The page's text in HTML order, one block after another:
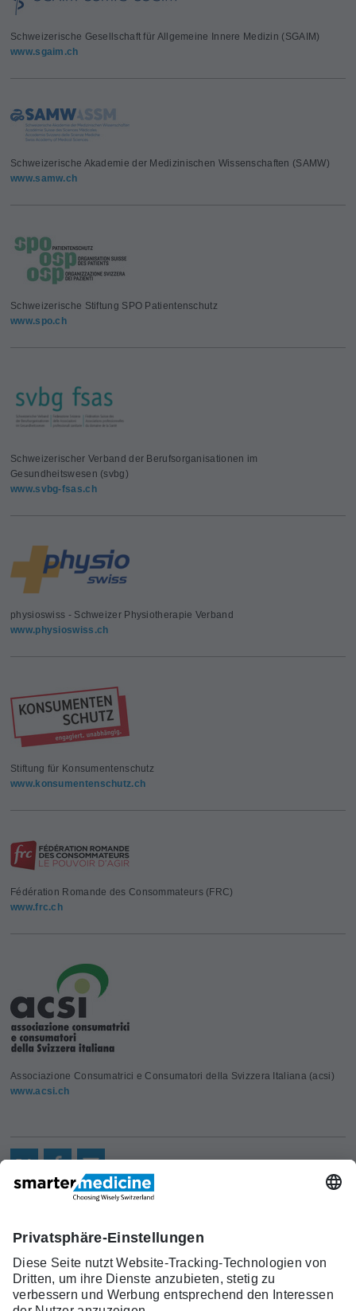
Schweizerische Gesellschaft für Allgemeine Innere Medizin (SGAIM)
www.sgaim.ch
Schweizerische Akademie der Medizinischen Wissenschaften (SAMW)
www.samw.ch
Schweizerische Stiftung SPO Patientenschutz
www.spo.ch
Schweizerischer Verband der Berufsorganisationen im
Gesundheitswesen (svbg)
www.svbg-fsas.ch
physioswiss - Schweizer Physiotherapie Verband
www.physioswiss.ch
Stiftung für Konsumentenschutz
www.konsumentenschutz.ch
Fédération Romande des Consommateurs (FRC)
www.frc.ch
Associazione Consumatrici e Consumatori della Svizzera Italiana (acsi)
www.acsi.ch
smarter
medicine?
Top-5-
Listen
Forschung
c/o Schweizerische Gesellschaft für
Monbijoustrasse 43, Postfach, 3001 Bern
Telefon +41 31 370 40 00, Fax +41 31 370
40 19